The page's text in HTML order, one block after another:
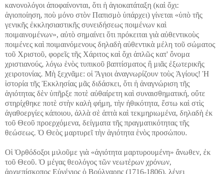
κανονολόγοι ἀποφαίνονται, ὅτι ἡ ἁγιοκατάταξη (καὶ ὄχι:
ἁγιοποίηση, ποὺ μόνο στὸν Παπισμὸ ὑπάρχει) γίνεται «ὑπὸ τῆς
γενικῆς ἐκκλησιαστικῆς συνειδήσεως ποιμένων καὶ
ποιμαινομένων», αὐτὸ σημαίνει ὅτι πρόκειται γιὰ αὐθεντικοὺς
ποιμένες καὶ ποιμαινόμενους δηλαδὴ αὐθεντικὰ μέλη τοῦ σώματος
τοῦ Χριστοῦ, φορεῖς τῆς Χάριτος καὶ ὄχι ἁπλῶς κατ' ὄνομα
χριστιανούς, λόγω ἑνὸς τυπικοῦ βαπτίσματος ἢ μιᾶς ἐξωτερικῆς
χειροτονίας. Μὴ ξεχνᾶμε: οἱ Ἅγιοι ἀναγνωρίζουν τοὺς Ἁγίους! Ἡ
ἱστορία τῆς Ἐκκλησίας μᾶς διδάσκει, ὅτι ἡ ἀναγνώριση τῆς
ἁγιότητας δὲν ὑπῆρξε ποτὲ αὐθαίρετη καὶ συναισθηματική, οὔτε
στηρίχθηκε ποτὲ στὴν καλὴ φήμη, τὴν ἠθικότητα, ἔστω καὶ στὶς
ἀγαθοεργίες κάποιου, ἀλλὰ σὲ ἁπτὰ καὶ τεκμηριωμένα, δηλαδὴ ἐκ
τοῦ Θεοῦ προερχόμενα, δείγματα τῆς πραγματικότητας τῆς
θεώσεως. Ὁ Θεὸς μαρτυρεῖ τὴν ἁγιότητα ἑνὸς προσώπου.
Οἱ Ὀρθόδοξοι μιλοῦμε γιὰ «ἁγιότητα μαρτυρουμένη» ἄνωθεν, ἐκ
τοῦ Θεοῦ. Ὁ μέγας θεολόγος τῶν νεωτέρων χρόνων,
ἀρχιεπίσκοπος Εὐγένιος ὁ Βούλγαρης (1716-1806), λέγει